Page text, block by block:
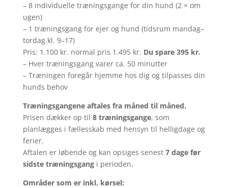
– 8 individuelle træningsgange for din hund (2 × om
ugen)
– 1 træningsgang for ejer og hund (tidsrum mandag–
tordag kl. 9–17)
Pris: 1.100 kr. normal pris 1.495 kr. Du spare 395 kr.
– Hver træningsgang varer ca. 50 minutter
– Træningen foregår hjemme hos dig og tilpasses din
hunds behov
Træningsgangene aftales fra måned til måned.
Prisen dækker op til 8 træningsgange, som
planlægges i fællesskab med hensyn til helligdage og
ferier.
Aftalen er løbende og kan opsiges senest 7 dage før
sidste træningsgangi perioden.
Områder som er inkl. kørsel: